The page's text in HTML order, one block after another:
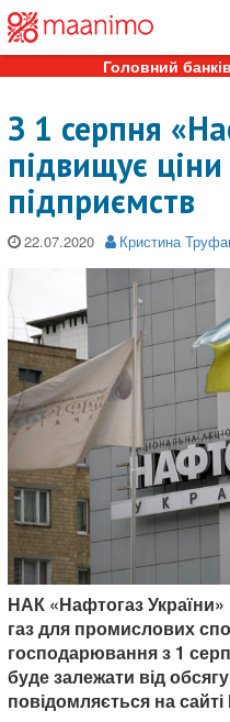
Головний
З 1 серпня
підвищує
підприємств
22.07.2020 Кристина
НАК «Нафтогаз
газ для промислових
господарювання з 1
буде залежати від
повідомляється на